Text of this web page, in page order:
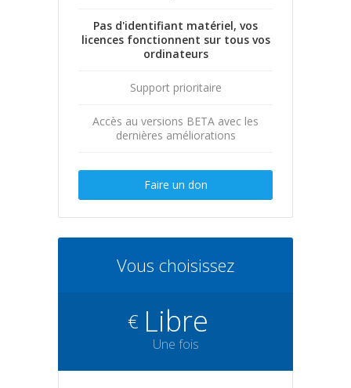
Pas d'identifiant matériel, vos
licences fonctionnent sur tous vos
ordinateurs
Support prioritaire
Accès au versions BETA avec les
dernières améliorations
Faire un don
Vous choisissez
€ Libre
Une fois